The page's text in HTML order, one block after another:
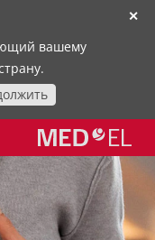
✕
вашему